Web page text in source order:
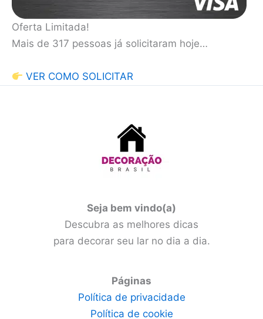
Oferta Limitada!
Mais de 317 pessoas já solicitaram hoje…
VER COMO SOLICITAR
Seja bem vindo(a)
Descubra as melhores dicas
para decorar seu lar no dia a dia.
Páginas
Política de privacidade
Política de cookie